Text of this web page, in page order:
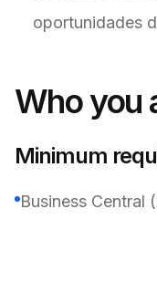
oportunidades
Who you
Minimum
Business Central